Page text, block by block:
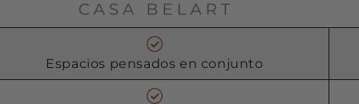
Espacios pensados en conjunto